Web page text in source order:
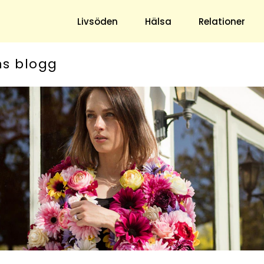
Livsöden Hälsa Relationer
& Trädgård
Hushåll
Ekonomi
Mat & Dryck
& Antikt
DIY - Gör Det Själv
Underhållning
Nöje
TV
Horoskop
Quiz
blogg